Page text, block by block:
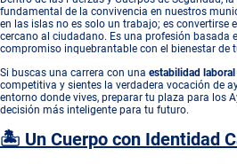
fundamental de la convivencia en nuestros
en las islas no es solo un trabajo; es convertirse
cercano al ciudadano. Es una profesión basada
compromiso inquebrantable con el bienestar de
Si buscas una carrera con una estabilidad
competitiva y sientes la verdadera vocación de
entorno donde vives, preparar tu plaza para los
decisión más inteligente para tu futuro.
🏝️ Un Cuerpo con Identidad